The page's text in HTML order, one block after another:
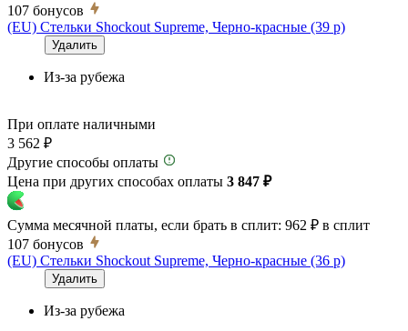
107 бонусов
(EU) Стельки Shockout Supreme, Черно-красные (39 р)
Удалить
Из-за рубежа
При оплате наличными
3 562 ₽
Другие способы оплаты
Цена при других способах оплаты 3 847 ₽
Сумма месячной платы, если брать в сплит: 962 ₽ в сплит
107 бонусов
(EU) Стельки Shockout Supreme, Черно-красные (36 р)
Удалить
Из-за рубежа